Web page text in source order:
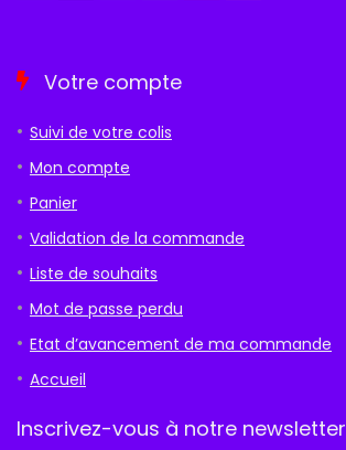
Votre compte
Suivi de votre colis
Mon compte
Panier
Validation de la commande
Liste de souhaits
Mot de passe perdu
Etat d’avancement de ma commande
Accueil
Inscrivez-vous à notre newsletter